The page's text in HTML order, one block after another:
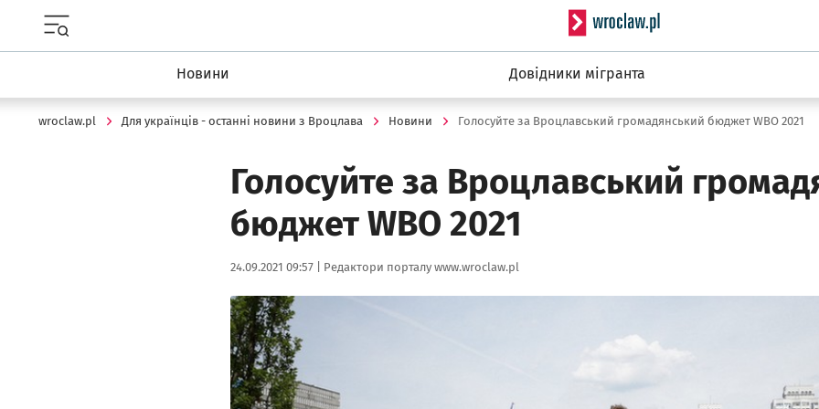
Serwis informacyjny
Новини Довідники мігранта
wroclaw.pl Для українців - останні новини з Вроцлава Новини Голосуйте за Вроцлавський громадянський бюджет WBO 2021
Голосуйте за Вроцлавський
бюджет WBO 2021
Data publikacji:
24.09.2021 09:57 | Autor:
Редактори порталу www.wroclaw.pl
Kliknij, aby powiększyć